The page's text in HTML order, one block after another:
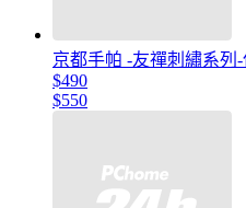
京都手帕 -友禪刺繡系列
$490
$550